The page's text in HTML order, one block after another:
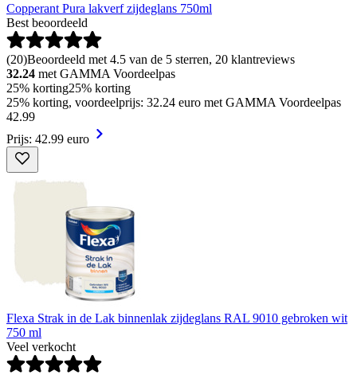
Copperant Pura lakverf zijdeglans 750ml
Best beoordeeld
(20)Beoordeeld met 4.5 van de 5 sterren, 20 klantreviews
32.24 met GAMMA Voordeelpas
25% korting25% korting
25% korting, voordeelprijs: 32.24 euro met GAMMA Voordeelpas
42.99
Prijs: 42.99 euro
Flexa Strak in de Lak binnenlak zijdeglans RAL 9010 gebroken wit
750 ml
Veel verkocht